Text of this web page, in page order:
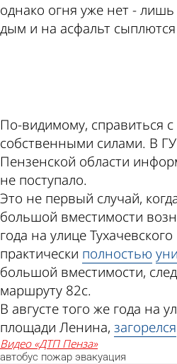
однако огня уже нет -
дым и на асфальт
По-видимому, справиться
собственными силами. В
Пензенской области
не поступало.
Это не первый случай,
большой вместимости
года на улице
практически полностью
большой вместимости,
маршруту 82c.
В августе того же года на
площади Ленина, загорелся
видео «ДТП Пенза»
автобус пожар эвакуация